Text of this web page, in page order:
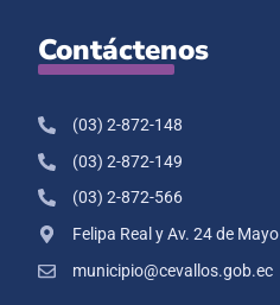
Contáctenos
(03) 2-872-148
(03) 2-872-149
(03) 2-872-566
Felipa Real y Av. 24 de Mayo
municipio@cevallos.gob.ec